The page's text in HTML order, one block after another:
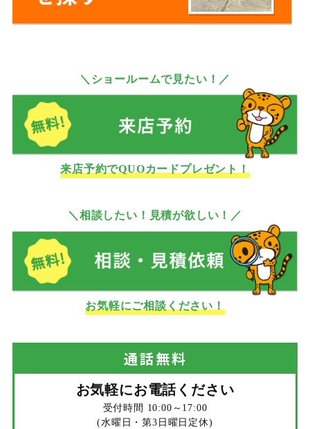
＼ショールームで見たい！／
来店予約でQUOカードプレゼント！
＼相談したい！見積が欲しい！／
お気軽にご相談ください！
通話無料
お気軽にお電話ください
受付時間 10:00～17:00
(水曜日・第3日曜日定休)